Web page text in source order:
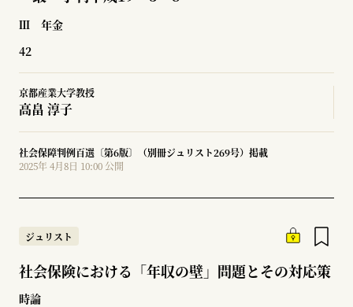
Ⅲ 年金
42
京都産業大学教授
高畠 淳子
社会保障判例百選〔第6版〕（別冊ジュリスト269号）掲載
2025年 4月8日 10:00 公開
ジュリスト
社会保険における「年収の壁」問題とその対応策
時論